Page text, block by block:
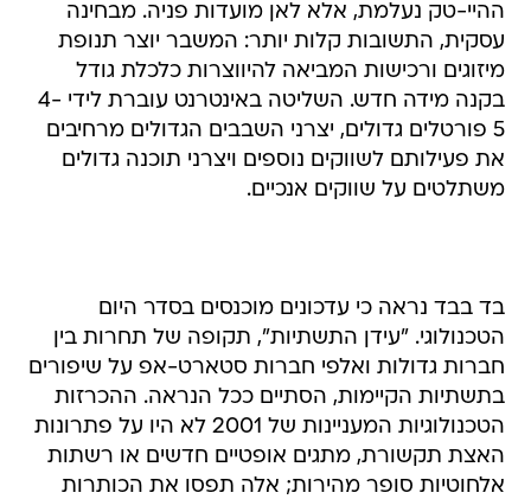
ההיי-טק נעלמת, אלא לאן מועדות פניה. מבחינה
עסקית, התשובות קלות יותר: המשבר יוצר תנופת
מיזוגים ורכישות המביאה להיווצרות כלכלת גודל
בקנה מידה חדש. השליטה באינטרנט עוברת לידי 4-
5 פורטלים גדולים, יצרני השבבים הגדולים מרחיבים
את פעילותם לשווקים נוספים ויצרני תוכנה גדולים
משתלטים על שווקים אנכיים.
בד בבד נראה כי עדכונים מוכנסים בסדר היום
הטכנולוגי. "עידן התשתיות", תקופה של תחרות בין
חברות גדולות ואלפי חברות סטארט-אפ על שיפורים
בתשתיות הקיימות, הסתיים ככל הנראה. ההכרזות
הטכנולוגיות המעניינות של 2001 לא היו על פתרונות
האצת תקשורת, מתגים אופטיים חדשים או רשתות
אלחוטיות סופר מהירות; אלה תפסו את הכותרות